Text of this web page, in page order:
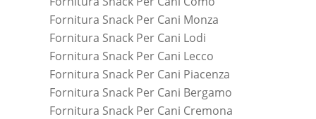
Fornitura Snack Per Cani Monza
Fornitura Snack Per Cani Lodi
Fornitura Snack Per Cani Lecco
Fornitura Snack Per Cani Piacenza
Fornitura Snack Per Cani Bergamo
Fornitura Snack Per Cani Cremona